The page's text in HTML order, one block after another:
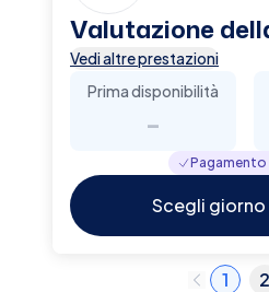
Valutazione
Vedi altre prestazioni
Prima disponibilità
-
Pagamento
Scegli giorno
1 2